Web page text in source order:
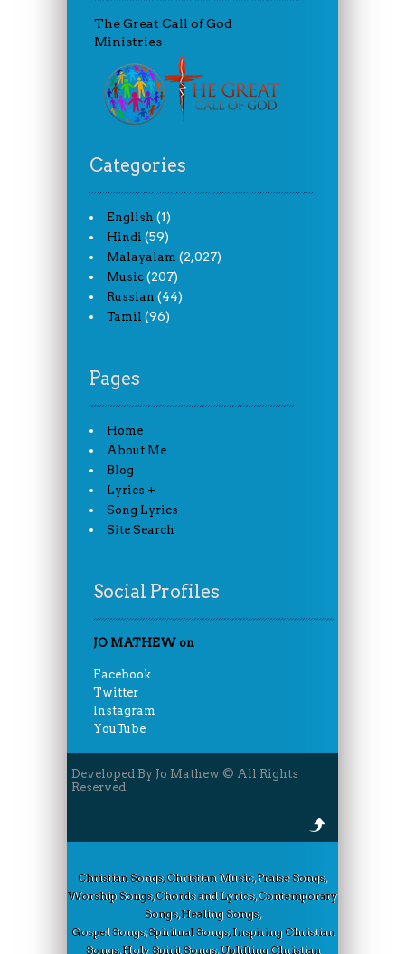
The Great Call of God
Ministries
Categories
English (1)
Hindi (59)
Malayalam (2,027)
Music (207)
Russian (44)
Tamil (96)
Pages
Home
About Me
Blog
Lyrics +
Song Lyrics
Site Search
Social Profiles
JO MATHEW on
Facebook
Twitter
Instagram
YouTube
Developed By Jo Mathew © All Rights
Reserved.
Christian Songs, Christian Music, Praise Songs,
Worship Songs, Chords and Lyrics, Contemporary
Songs, Healing Songs,
Gospel Songs, Spiritual Songs, Inspiring Christian
Songs, Holy Spirit Songs, Uplifting Christian